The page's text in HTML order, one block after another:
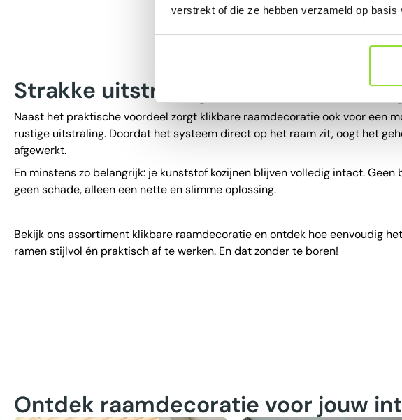
verstrekt of die ze hebben verzameld op
Strakke uitstraling zonder
Naast het praktische voordeel zorgt klikbare raamdecoratie ook voor een
rustige uitstraling. Doordat het systeem direct op het raam zit, oogt het
afgewerkt.
En minstens zo belangrijk: je kunststof kozijnen blijven volledig intact. Geen
geen schade, alleen een nette en slimme oplossing.
Bekijk ons assortiment klikbare raamdecoratie en ontdek hoe eenvoudig
ramen stijlvol én praktisch af te werken. En dat zonder te boren!
Ontdek raamdecoratie voor jouw